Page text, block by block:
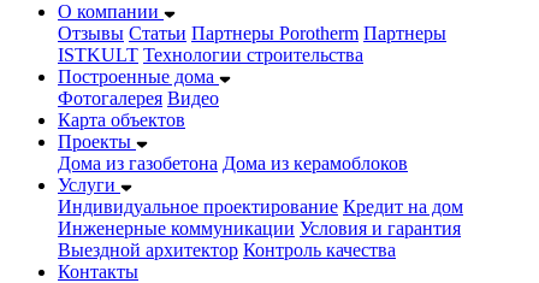
О компании
Отзывы Статьи Партнеры Porotherm Партнеры
ISTKULT Технологии строительства
Построенные дома
Фотогалерея Видео
Карта объектов
Проекты
Дома из газобетонa Дома из керамоблоков
Услуги
Индивидуальное проектирование Кредит на дом
Инженерные коммуникации Условия и гарантия
Выездной архитектор Контроль качества
Контакты